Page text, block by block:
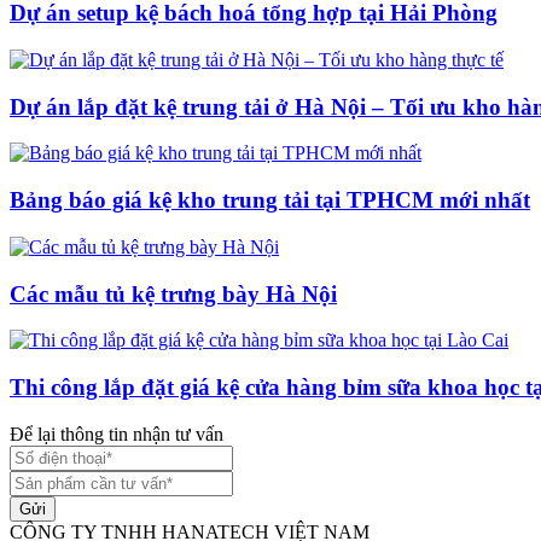
Dự án setup kệ bách hoá tổng hợp tại Hải Phòng
Dự án lắp đặt kệ trung tải ở Hà Nội – Tối ưu kho
Bảng báo giá kệ kho trung tải tại TPHCM mới nhất
Các mẫu tủ kệ trưng bày Hà Nội
Thi công lắp đặt giá kệ cửa hàng bỉm sữa khoa học
Để lại thông tin nhận tư vấn
Gửi
CÔNG TY TNHH HANATECH VIỆT NAM